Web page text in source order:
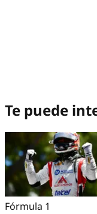
Te puede
Fórmula 1